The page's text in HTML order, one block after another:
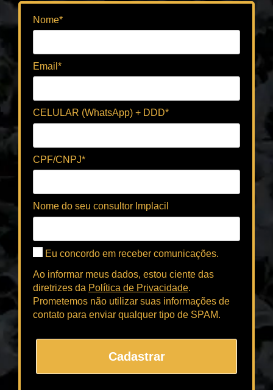
Nome*
Email*
CELULAR (WhatsApp) + DDD*
CPF/CNPJ*
Nome do seu consultor Implacil
Eu concordo em receber comunicações.
Ao informar meus dados, estou ciente das
diretrizes da Política de Privacidade.
Prometemos não utilizar suas informações de
contato para enviar qualquer tipo de SPAM.
Cadastrar